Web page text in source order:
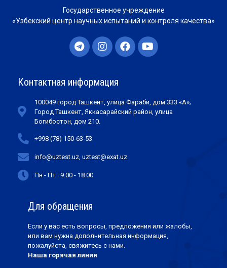
Государственное учреждение
«Узбекский центр научных испытаний и контроля качества»
Контактная информация
100049 город Ташкент, улица Фараби, дом 333 «А»;
Город Ташкент, Яккасарайский район, улица
Богибостон, дом 210.
+998 (78) 150-63-53
info@uztest.uz, uztest@exat.uz
Пн - Пт : 9:00 - 18:00
Для обращения
Если у вас есть вопросы, предложения или жалобы,
или вам нужна дополнительная информация,
пожалуйста, свяжитесь с нами.
Наша горячая линия